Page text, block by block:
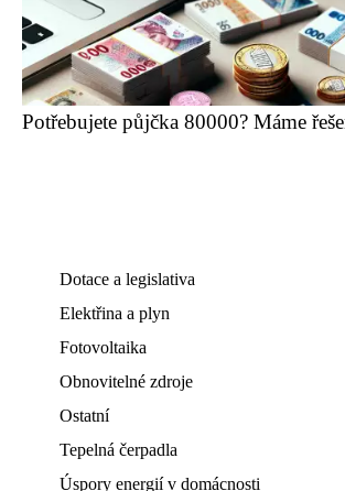
Potřebujete půjčka 80000? Máme
Dotace a legislativa
Elektřina a plyn
Fotovoltaika
Obnovitelné zdroje
Ostatní
Tepelná čerpadla
Úspory energií v domácnosti